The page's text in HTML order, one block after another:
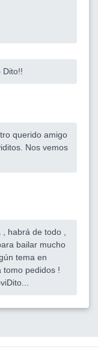
Dito!!
querido amigo
Nos vemos
, habrá de todo ,
bailar mucho
tema en
tomo pedidos !